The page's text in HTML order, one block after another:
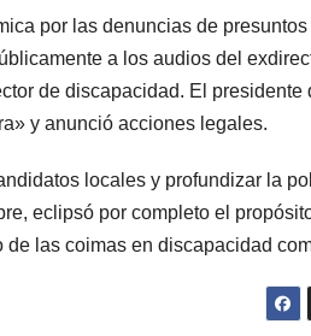
por las denuncias de
a los audios del
de discapacidad. El
y anunció acciones legales.
locales y profundizar la
eclipsó por completo el
de las coimas en discapacidad